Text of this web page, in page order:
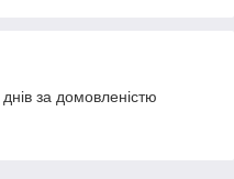
за домовленістю